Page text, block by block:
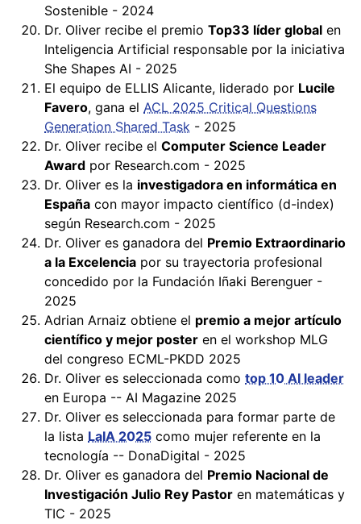
Sostenible - 2024
Dr. Oliver recibe el premio Top33 líder global en
Inteligencia Artificial responsable por la iniciativa
She Shapes AI - 2025
El equipo de ELLIS Alicante, liderado por Lucile
Favero, gana el ACL 2025 Critical Questions
Generation Shared Task - 2025
Dr. Oliver recibe el Computer Science Leader
Award por Research.com - 2025
Dr. Oliver es la investigadora en informática en
España con mayor impacto científico (d-index)
según Research.com - 2025
Dr. Oliver es ganadora del Premio Extraordinario
a la Excelencia por su trayectoria profesional
concedido por la Fundación Iñaki Berenguer -
2025
Adrian Arnaiz obtiene el premio a mejor artículo
científico y mejor poster en el workshop MLG
del congreso ECML-PKDD 2025
Dr. Oliver es seleccionada como top 10 AI leader
en Europa -- AI Magazine 2025
Dr. Oliver es seleccionada para formar parte de
la lista LaIA 2025 como mujer referente en la
tecnología -- DonaDigital - 2025
Dr. Oliver es ganadora del Premio Nacional de
Investigación Julio Rey Pastor en matemáticas y
TIC - 2025